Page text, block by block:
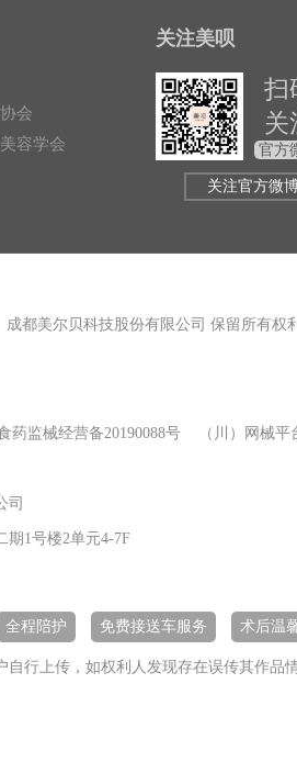
会
容学会
关注美呗
扫
关
官方
关注官方微
都美尔贝科技股份有限公司 保留所有权利
药监械经营备20190088号 （川）网械平
司
期1号楼2单元4-7F
全程陪护 免费接送车服务 术后温
行上传，如权利人发现存在误传其作品